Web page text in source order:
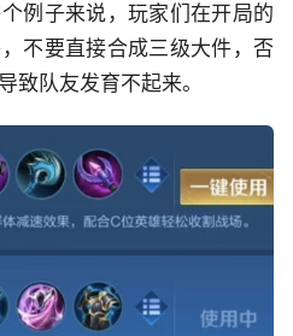
例子来说，玩家们在开局的
不要直接合成三级大件，否
致队友发育不起来。